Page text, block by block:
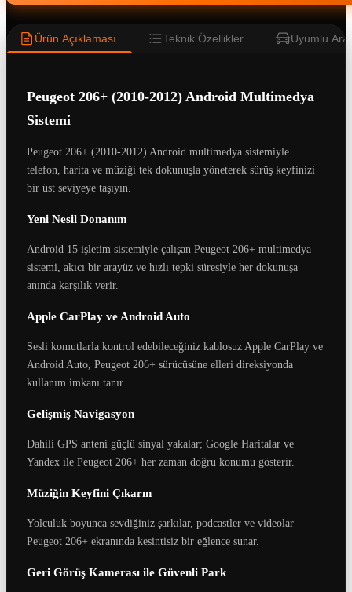
Ürün Açıklaması Teknik Özellikler Uyumlu
Peugeot 206+ (2010-2012) Android Multimedya
Sistemi
Peugeot 206+ (2010-2012) Android multimedya sistemiyle
telefon, harita ve müziği tek dokunuşla yöneterek sürüş keyfinizi
bir üst seviyeye taşıyın.
Yeni Nesil Donanım
Android 15 işletim sistemiyle çalışan Peugeot 206+ multimedya
sistemi, akıcı bir arayüz ve hızlı tepki süresiyle her dokunuşa
anında karşılık verir.
Apple CarPlay ve Android Auto
Sesli komutlarla kontrol edebileceğiniz kablosuz Apple CarPlay ve
Android Auto, Peugeot 206+ sürücüsüne elleri direksiyonda
kullanım imkanı tanır.
Gelişmiş Navigasyon
Dahili GPS anteni güçlü sinyal yakalar; Google Haritalar ve
Yandex ile Peugeot 206+ her zaman doğru konumu gösterir.
Müziğin Keyfini Çıkarın
Yolculuk boyunca sevdiğiniz şarkılar, podcastler ve videolar
Peugeot 206+ ekranında kesintisiz bir eğlence sunar.
Geri Görüş Kamerası ile Güvenli Park